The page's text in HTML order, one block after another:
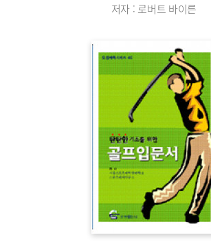
저자 : 로버트 바이른